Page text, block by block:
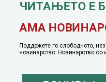
јануари, 1991 година
ЧИТАЊЕТО Е
АМА
Поддржете го слободното,
новинарство. Новинарство со